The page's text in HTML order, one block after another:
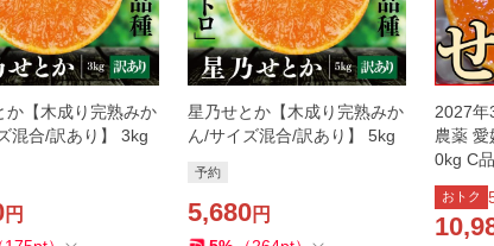
か【木成り完熟みか
混合/訳あり】 3kg
円
星乃せとか【木成り完熟みか
ん/サイズ混合/訳あり】 5kg
予約
5,680円
2027年
農薬 愛
0kg C
送 大三
はあり
おトク